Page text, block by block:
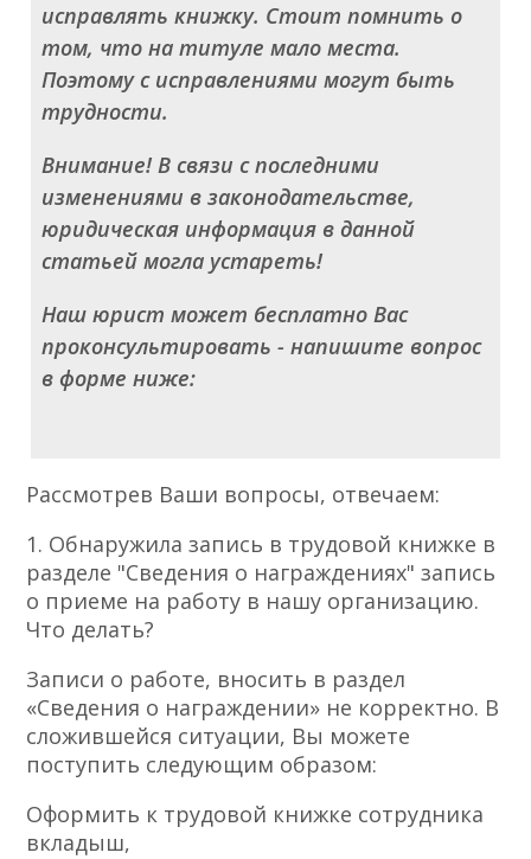
исправлять книжку. Стоит помнить о
том, что на титуле мало места.
Поэтому с исправлениями могут быть
трудности.
Внимание! В связи с последними
изменениями в законодательстве,
юридическая информация в данной
статьей могла устареть!
Наш юрист может бесплатно Вас
проконсультировать - напишите вопрос
в форме ниже:
Рассмотрев Ваши вопросы, отвечаем:
1. Обнаружила запись в трудовой книжке в
разделе "Сведения о награждениях" запись
о приеме на работу в нашу организацию.
Что делать?
Записи о работе, вносить в раздел
«Сведения о награждении» не корректно. В
сложившейся ситуации, Вы можете
поступить следующим образом:
Оформить к трудовой книжке сотрудника
вкладыш,